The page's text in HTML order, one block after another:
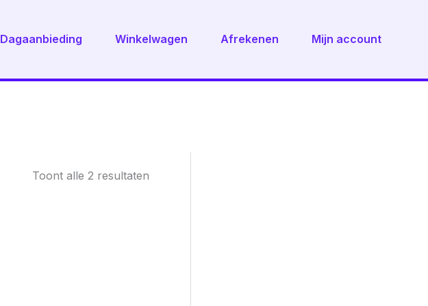
Dagaanbieding Winkelwagen Afrekenen Mijn account
Toont alle 2 resultaten